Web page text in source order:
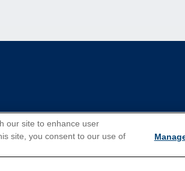
Croisières 2025
our site to enhance user
site, you consent to our use of